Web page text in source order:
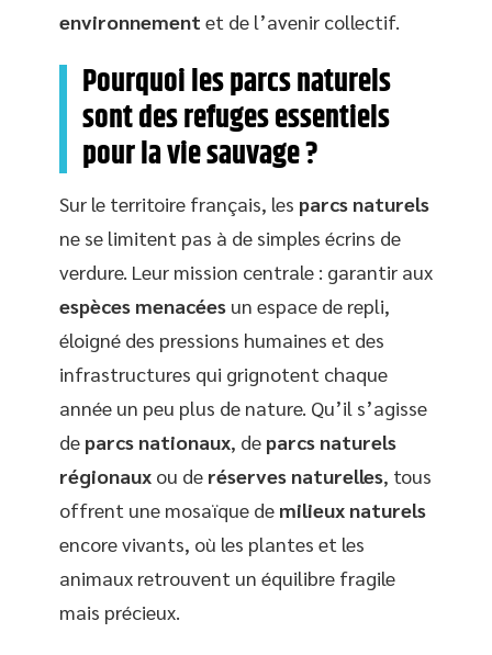
environnement et de l’avenir collectif.
Pourquoi les parcs naturels
sont des refuges essentiels
pour la vie sauvage ?
Sur le territoire français, les parcs naturels
ne se limitent pas à de simples écrins de
verdure. Leur mission centrale : garantir aux
espèces menacées un espace de repli,
éloigné des pressions humaines et des
infrastructures qui grignotent chaque
année un peu plus de nature. Qu’il s’agisse
de parcs nationaux, de parcs naturels
régionaux ou de réserves naturelles, tous
offrent une mosaïque de milieux naturels
encore vivants, où les plantes et les
animaux retrouvent un équilibre fragile
mais précieux.